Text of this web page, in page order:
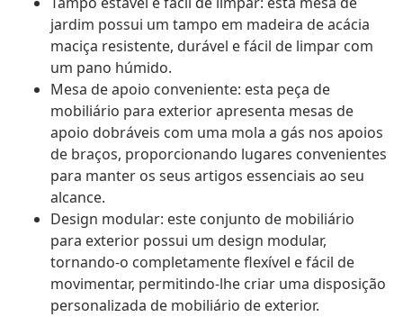
jardim possui um tampo em madeira de acácia
maciça resistente, durável e fácil de limpar com
um pano húmido.
Mesa de apoio conveniente: esta peça de
mobiliário para exterior apresenta mesas de
apoio dobráveis com uma mola a gás nos apoios
de braços, proporcionando lugares convenientes
para manter os seus artigos essenciais ao seu
alcance.
Design modular: este conjunto de mobiliário
para exterior possui um design modular,
tornando-o completamente flexível e fácil de
movimentar, permitindo-lhe criar uma disposição
personalizada de mobiliário de exterior.